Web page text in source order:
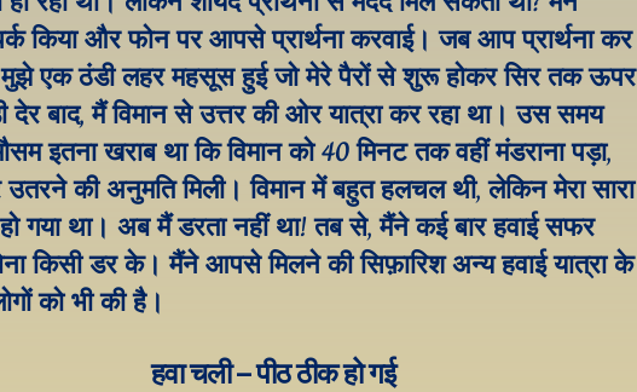
किया और फोन पर आपसे प्रार्थना करवाई। जब आप प्रार्थना कर
एक ठंडी लहर महसूस हुई जो मेरे पैरों से शुरू होकर सिर तक ऊपर
देर बाद, मैं विमान से उत्तर की ओर यात्रा कर रहा था। उस समय
इतना खराब था कि विमान को 40 मिनट तक वहीं मंडराना पड़ा,
की अनुमति मिली। विमान में बहुत हलचल थी, लेकिन मेरा सारा
गया था। अब मैं डरता नहीं था! तब से, मैंने कई बार हवाई सफर
किसी डर के। मैंने आपसे मिलने की सिफ़ारिश अन्य हवाई यात्रा के
को भी की है।
हवा चली – पीठ ठीक हो गई